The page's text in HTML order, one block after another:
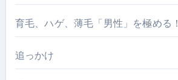
育毛、ハゲ、薄毛「男性」を極める！
追っかけ